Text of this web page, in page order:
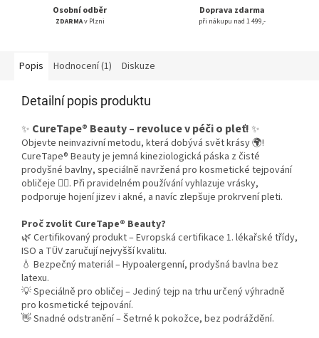
Osobní odběr
ZDARMAv Plzni
Doprava zdarma
při nákupu nad 1 499,-
Popis Hodnocení (1) Diskuze
Detailní popis produktu
✨ CureTape® Beauty – revoluce v péči o pleť! ✨
Objevte neinvazivní metodu, která dobývá svět krásy 🌍!
CureTape® Beauty je jemná kineziologická páska z čisté
prodyšné bavlny, speciálně navržená pro kosmetické tejpování
obličeje 💆‍♀️. Při pravidelném používání vyhlazuje vrásky,
podporuje hojení jizev i akné, a navíc zlepšuje prokrvení pleti.
Proč zvolit CureTape® Beauty?
🌿 Certifikovaný produkt – Evropská certifikace 1. lékařské třídy,
ISO a TÜV zaručují nejvyšší kvalitu.
💧 Bezpečný materiál – Hypoalergenní, prodyšná bavlna bez
latexu.
💡 Speciálně pro obličej – Jediný tejp na trhu určený výhradně
pro kosmetické tejpování.
👋 Snadné odstranění – Šetrné k pokožce, bez podráždění.